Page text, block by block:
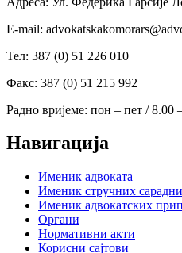
Е-mail:
Тел: 387 (0) 51 226 010
Факс: 387 (0) 51 215 992
Радно вријеме: пон – пет / 8.00
Навигација
Именик адвоката
Именик стручних
Именик адвокатских
Органи
Нормативни акти
Корисни сајтови